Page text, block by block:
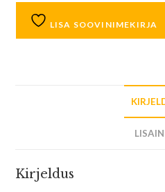
LISA SOOVINIMEKIRJA
Kirjeldus